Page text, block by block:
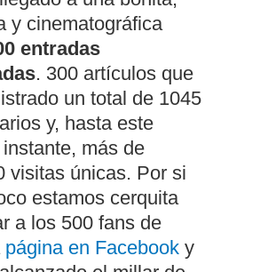
y cinematográfica
entradas
. 300 artículos que
un total de 1045
y, hasta este
más de
visitas únicas. Por si
estamos cerquita
a los 500 fans de
página en Facebook y